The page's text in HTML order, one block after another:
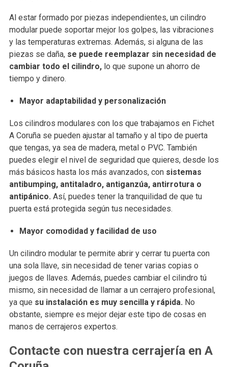
Al estar formado por piezas independientes, un cilindro
modular puede soportar mejor los golpes, las vibraciones
y las temperaturas extremas. Además, si alguna de las
piezas se daña, se puede reemplazar sin necesidad de
cambiar todo el cilindro,lo que supone un ahorro de
tiempo y dinero.
Mayor adaptabilidad y personalización
Los cilindros modulares con los que trabajamos en Fichet
A Coruña se pueden ajustar al tamaño y al tipo de puerta
que tengas, ya sea de madera, metal o PVC. También
puedes elegir el nivel de seguridad que quieres, desde los
más básicos hasta los más avanzados, consistemas
antibumping, antitaladro, antiganzúa, antirrotura o
antipánico. Así, puedes tener la tranquilidad de que tu
puerta está protegida según tus necesidades.
Mayor comodidad y facilidad de uso
Un cilindro modular te permite abrir y cerrar tu puerta con
una sola llave, sin necesidad de tener varias copias o
juegos de llaves. Además, puedes cambiar el cilindro tú
mismo, sin necesidad de llamar a un cerrajero profesional,
ya que su instalación es muy sencilla y rápida. No
obstante, siempre es mejor dejar este tipo de cosas en
manos de cerrajeros expertos.
Contacte con nuestra cerrajería en A